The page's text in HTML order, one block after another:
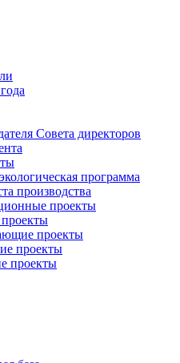
Совета директоров
программа
производства
проекты
проекты
проекты
проекты